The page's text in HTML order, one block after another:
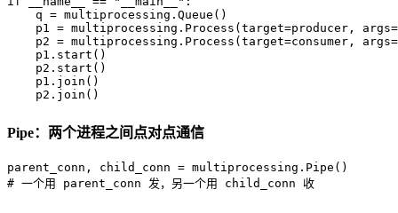
    q = multiprocessing.Queue()
p1 = multiprocessing.Process(target=producer,
p2 = multiprocessing.Process(target=consumer,
    p1.start()
    p2.start()
    p1.join()
    p2.join()
Pipe：两个进程之间点对点通信
# 一个用 parent_conn 发，另一个用 child_conn 收